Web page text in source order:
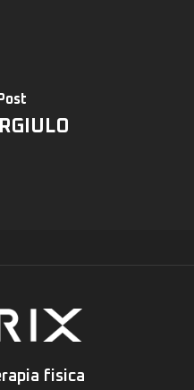
fisica